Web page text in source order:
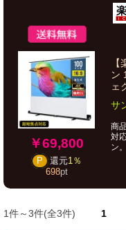
￥69,800
P 還元1％
698pt
ン
ェ
サ
商
対
ン
1件～3件(全3件) 1